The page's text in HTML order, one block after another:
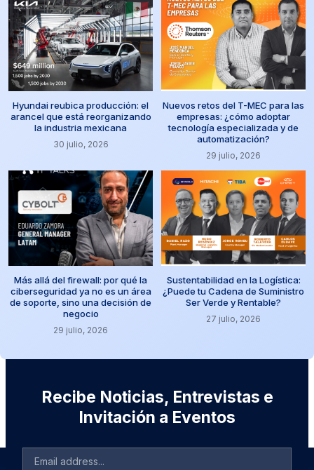
Hyundai reubica producción: el
arancel que está reorganizando
la industria mexicana
30 julio, 2026
Nuevos retos del T-MEC para las
empresas: ¿cómo adoptar
tecnología especializada y de
automatización?
29 julio, 2026
Más allá del firewall: por qué la
ciberseguridad ya no es un área
de soporte, sino una decisión de
negocio
29 julio, 2026
Sustentabilidad en la Logística:
¿Puede tu Cadena de Suministro
Ser Verde y Rentable?
27 julio, 2026
Recibe Noticias, Entrevistas e
Invitación a Eventos